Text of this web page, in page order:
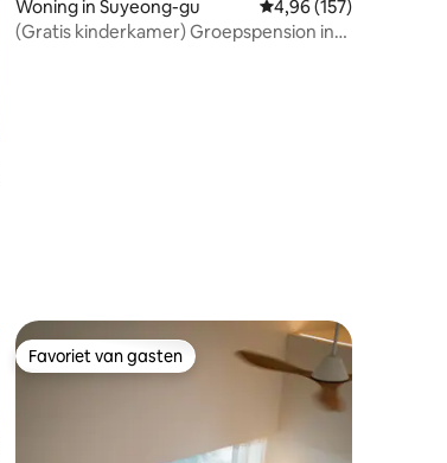
van 4,97 op 5, 294 recensies
Woning in Suyeong-gu Gemiddelde
4,96 (157)
(Gratis kinderkamer) Groepspension in
Favoriet van gasten
Favoriet van gasten